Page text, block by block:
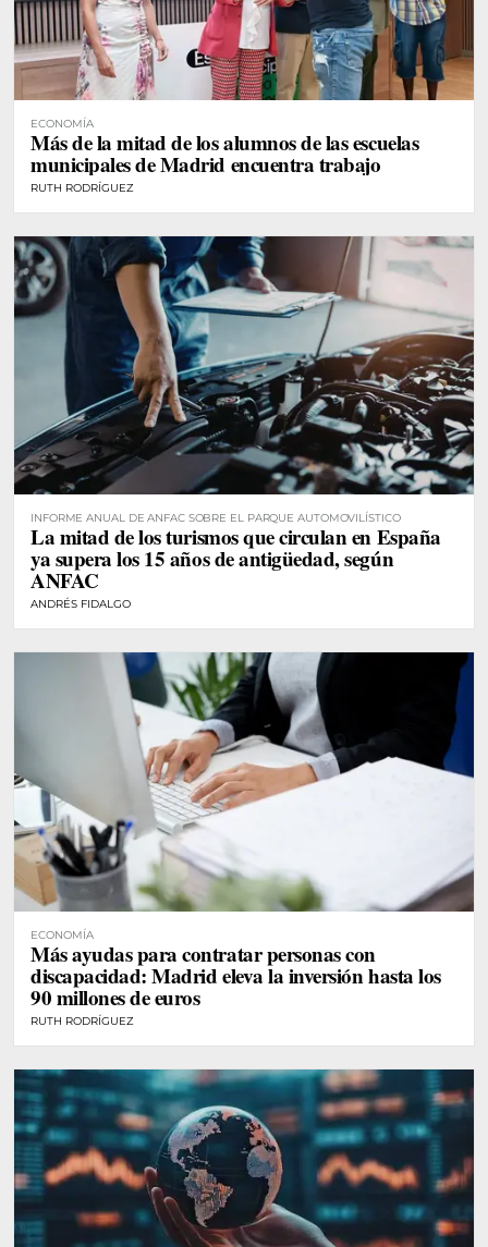
ECONOMÍA
Más de la mitad de los alumnos de las escuelas
municipales de Madrid encuentra trabajo
RUTH RODRÍGUEZ
INFORME ANUAL DE ANFAC SOBRE EL PARQUE AUTOMOVILÍSTICO
La mitad de los turismos que circulan en España
ya supera los 15 años de antigüedad, según
ANFAC
ANDRÉS FIDALGO
ECONOMÍA
Más ayudas para contratar personas con
discapacidad: Madrid eleva la inversión hasta los
90 millones de euros
RUTH RODRÍGUEZ